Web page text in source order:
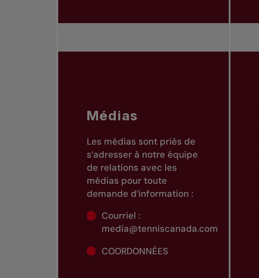
Médias
Les médias sont priés de
s’adresser à notre équipe
de relations avec les
médias pour toute
demande d’information :
Courriel :
media@tenniscanada.com
COORDONNÉES